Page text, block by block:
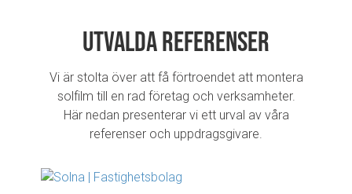
Utvalda referenser
Vi är stolta över att få förtroendet att montera
solfilm till en rad företag och verksamheter.
Här nedan presenterar vi ett urval av våra
referenser och uppdragsgivare.